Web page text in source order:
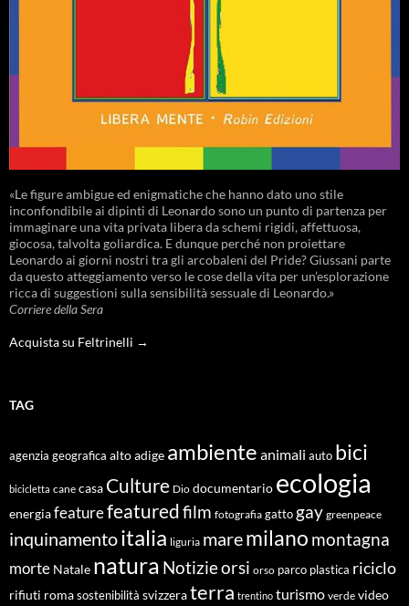
«Le figure ambigue ed enigmatiche che hanno dato uno stile
inconfondibile ai dipinti di Leonardo sono un punto di partenza per
immaginare una vita privata libera da schemi rigidi, affettuosa,
giocosa, talvolta goliardica. E dunque perché non proiettare
Leonardo ai giorni nostri tra gli arcobaleni del Pride? Giussani parte
da questo atteggiamento verso le cose della vita per un’esplorazione
ricca di suggestioni sulla sensibilità sessuale di Leonardo.»
Corriere della Sera
Acquista su Feltrinelli →
TAG
agenzia geografica alto adige ambiente animali auto bici
bicicletta cane casa Culture Dio documentario ecologia
energiafeaturefeaturedfilm fotografia gatto gay greenpeace
inquinamentoitalia liguria maremilano montagna
morte Natale natura Notizieorsi orso parco plastica riciclo
rifiuti roma sostenibilità svizzeraterra trentino turismo verde video